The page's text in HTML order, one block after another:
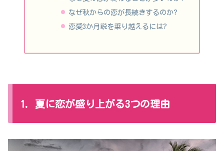
なぜ秋からの恋が長続きするのか?
恋愛3か月説を乗り越えるには?
1. 夏に恋が盛り上がる3つの理由